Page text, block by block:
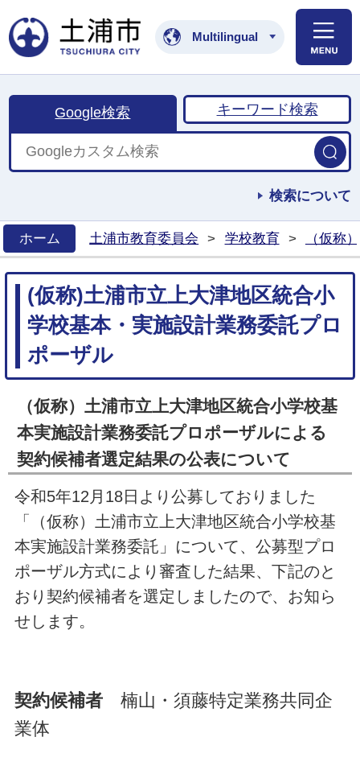
土浦市公式ホームペ
Multilingual
Google検索 キーワード検索
検索について
ホーム
土浦市教育委員会 > 学校教育 > （仮称
(仮称)土浦市立上大津地区統合小
学校基本・実施設計業務委託プロ
ポーザル
（仮称）土浦市立上大津地区統合小学校基
本実施設計業務委託プロポーザルによる
契約候補者選定結果の公表について
令和5年12月18日より公募しておりました
「（仮称）土浦市立上大津地区統合小学校基
本実施設計業務委託」について、公募型プロ
ポーザル方式により審査した結果、下記のと
おり契約候補者を選定しましたので、お知ら
せします。
契約候補者楠山・須藤特定業務共同企
業体